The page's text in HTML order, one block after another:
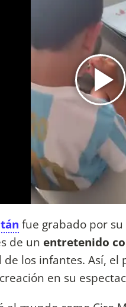
fue grabado por
de un entretenido
los infantes. Así, el
en su